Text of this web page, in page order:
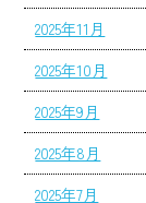
2025年11月
2025年10月
2025年9月
2025年8月
2025年7月